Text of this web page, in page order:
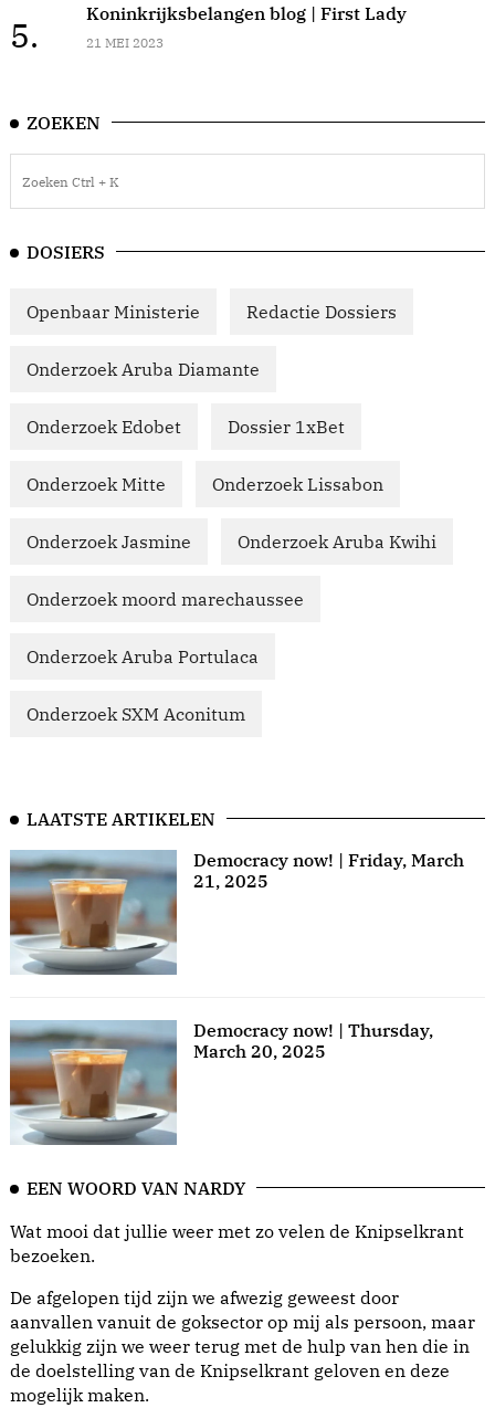
5.
Koninkrijksbelangen blog | First Lady
21 MEI 2023
ZOEKEN
DOSIERS
Openbaar Ministerie Redactie Dossiers
Onderzoek Aruba Diamante
Onderzoek Edobet Dossier 1xBet
Onderzoek Mitte Onderzoek Lissabon
Onderzoek Jasmine Onderzoek Aruba Kwihi
Onderzoek moord marechaussee
Onderzoek Aruba Portulaca
Onderzoek SXM Aconitum
LAATSTE ARTIKELEN
Democracy now! | Friday, March
21, 2025
Democracy now! | Thursday,
March 20, 2025
EEN WOORD VAN NARDY
Wat mooi dat jullie weer met zo velen de Knipselkrant
bezoeken.
De afgelopen tijd zijn we afwezig geweest door
aanvallen vanuit de goksector op mij als persoon, maar
gelukkig zijn we weer terug met de hulp van hen die in
de doelstelling van de Knipselkrant geloven en deze
mogelijk maken.